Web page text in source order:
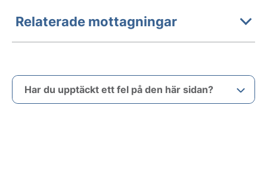
Relaterade mottagningar
Har du upptäckt ett fel på den här sidan?